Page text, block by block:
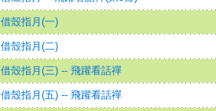
借殼指月(一)
借殼指月(二)
借殼指月(三) -- 飛躍看話禪
借殼指月(五) -- 飛躍看話禪